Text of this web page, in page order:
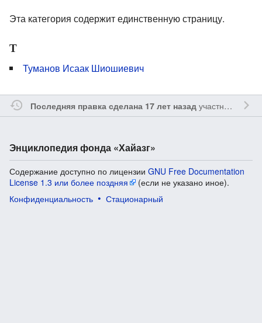
Эта категория содержит единственную страницу.
Т
Туманов Исаак Шиошиевич
Последняя правка сделана 17 лет назадучастником
Энциклопедия фонда «Хайазг»
Содержание доступно по лицензии GNU Free Documentation
License 1.3 или более поздняя
(если не указано иное).
Конфиденциальность
Стационарный